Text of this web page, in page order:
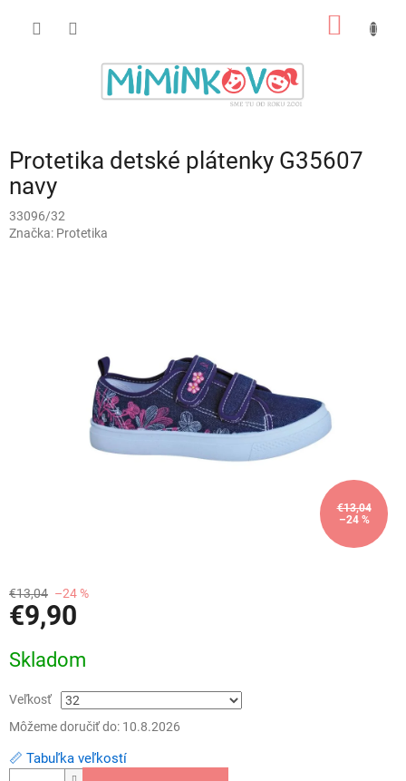
Protetika detské plátenky G35607
navy
33096/32
Značka: Protetika
€13,04
–24 %
€13,04 –24 %
€9,90
cena:
Skladom
Veľkosť
Môžeme doručiť do: 10.8.2026
📏 Tabuľka veľkostí